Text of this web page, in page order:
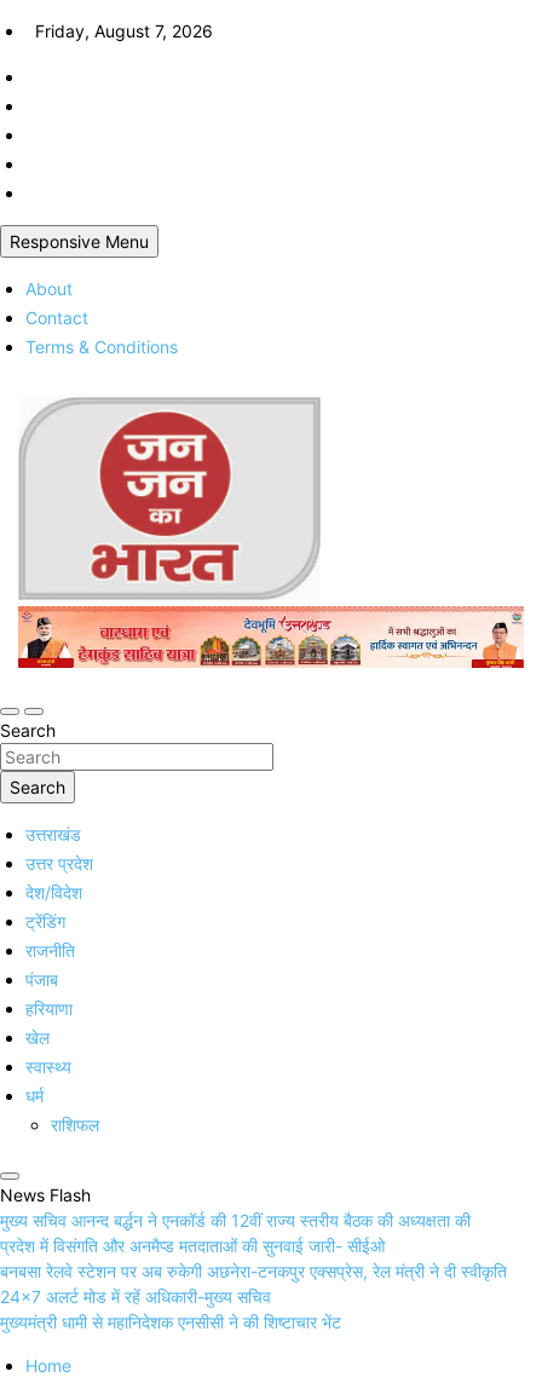
Skip
content
Friday, August 7, 2026
Responsive Menu
About
Contact
Terms & Conditions
Jan Jan Ka Bharat
Online Trending Hindi News Website
Search
Search
उत्तराखंड
उत्तर प्रदेश
देश/विदेश
ट्रेंडिंग
राजनीति
पंजाब
हरियाणा
खेल
स्वास्थ्य
धर्म
राशिफल
News Flash
मुख्य सचिव आनन्द बर्द्धन ने एनकॉर्ड की 12वीं राज्य स्तरीय बैठक की अध्यक्षता की
प्रदेश में विसंगति और अनमैप्ड मतदाताओं की सुनवाई जारी- सीईओ
बनबसा रेलवे स्टेशन पर अब रुकेगी अछनेरा-टनकपुर एक्सप्रेस, रेल मंत्री ने दी स्वीकृति
24×7 अलर्ट मोड में रहें अधिकारी-मुख्य सचिव
मुख्यमंत्री धामी से महानिदेशक एनसीसी ने की शिष्टाचार भेंट
Home